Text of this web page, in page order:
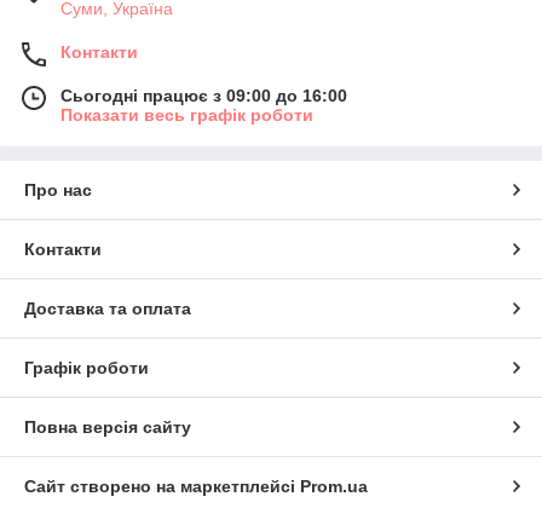
Суми, Україна
Контакти
Сьогодні працює з 09:00 до 16:00
Показати весь графік роботи
Про нас
Контакти
Доставка та оплата
Графік роботи
Повна версія сайту
Сайт створено на маркетплейсі Prom.ua